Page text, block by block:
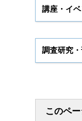
講座・イベ
調査研究
このペ